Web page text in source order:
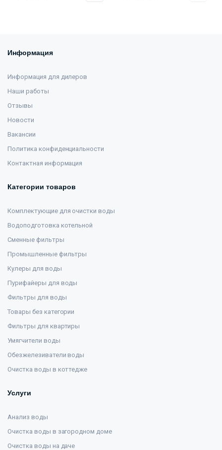
Информация
Информация для дилеров
Наши работы
Отзывы
Новости
Вакансии
Политика конфиденциальности
Контактная информация
Категории товаров
Комплектующие для очистки воды
Водоподготовка котельной
Сменные фильтры
Промышленные фильтры
Кулеры для воды
Пурифайеры для воды
Фильтры для воды
Товары без категории
Фильтры для квартиры
Умягчители воды
Обезжелезиватели воды
Очистка воды в коттедже
Услуги
Анализ воды
Очистка воды в загородном доме
Очистка воды на даче